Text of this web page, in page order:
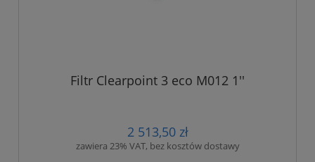
Filtr Clearpoint 3 eco M012 1''
2 513,50 zł
zawiera 23% VAT, bez kosztów dostawy